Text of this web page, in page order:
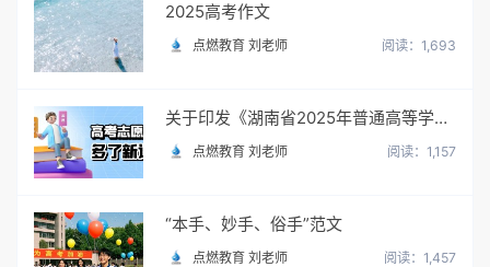
2025高考作文
点燃教育 刘老师 阅读：1,693
关于印发《湖南省2025年普通高等学校招生网上填报志愿工作实施方案》的通知
点燃教育 刘老师 阅读：1,157
“本手、妙手、俗手”范文
点燃教育 刘老师 阅读：1,457